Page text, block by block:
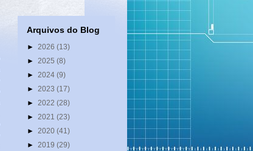
Arquivos do Blog
► 2026 (13)
► 2025 (8)
► 2024 (9)
► 2023 (17)
► 2022 (28)
► 2021 (23)
► 2020 (41)
► 2019 (29)